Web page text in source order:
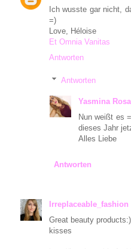
Ich wusste gar nicht,
=)
Love, Héloise
Et Omnia Vanitas
Antworten
Antworten
Yasmina
Nun weißt es
dieses Jahr
Alles Liebe
Antworten
Irreplaceable_fashion
Great beauty products:)
kisses